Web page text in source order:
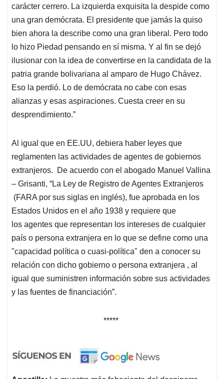
carácter cerrero. La izquierda exquisita la despide como
una gran demócrata. El presidente que jamás la quiso
bien ahora la describe como una gran liberal. Pero todo
lo hizo Piedad pensando en sí misma. Y al fin se dejó
ilusionar con la idea de convertirse en la candidata de la
patria grande bolivariana al amparo de Hugo Chávez.
Eso la perdió. Lo de demócrata no cabe con esas
alianzas y esas aspiraciones. Cuesta creer en su
desprendimiento.”
Al igual que en EE.UU, debiera haber leyes que
reglamenten las actividades de agentes de gobiernos
extranjeros. De acuerdo con el abogado Manuel Vallina
– Grisanti, “La Ley de Registro de Agentes Extranjeros
(FARA por sus siglas en inglés), fue aprobada en los
Estados Unidos en el año 1938 y requiere que
los agentes que representan los intereses de cualquier
país o persona extranjera en lo que se define como una
"capacidad política o cuasi-política" den a conocer su
relación con dicho gobierno o persona extranjera , al
igual que suministren información sobre sus actividades
y las fuentes de financiación”.
*****